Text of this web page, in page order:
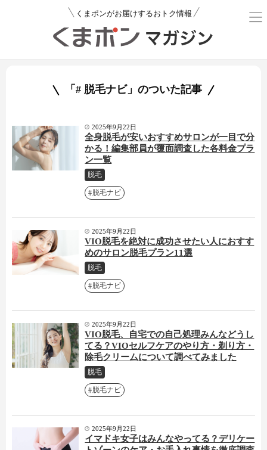
くまポンがお届けするおトク情報
「# 脱毛ナビ」のついた記事
2025年9月22日
全身脱毛が安いおすすめサロンが一目で分
かる！編集部員が覆面調査した各料金プラ
ン一覧
脱毛
脱毛ナビ
2025年9月22日
VIO脱毛を絶対に成功させたい人におすす
めのサロン脱毛プラン11選
脱毛
脱毛ナビ
2025年9月22日
VIO脱毛、自宅での自己処理みんなどうし
てる？VIOセルフケアのやり方・剃り方・
除毛クリームについて調べてみました
脱毛
脱毛ナビ
2025年9月22日
イマドキ女子はみんなやってる？デリケー